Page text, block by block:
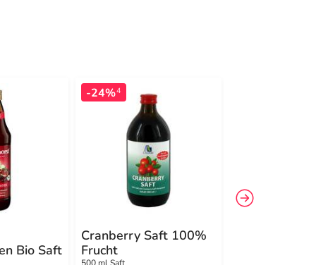
Bio Saft
-24%4
Cranberry Saft 100%
Frucht